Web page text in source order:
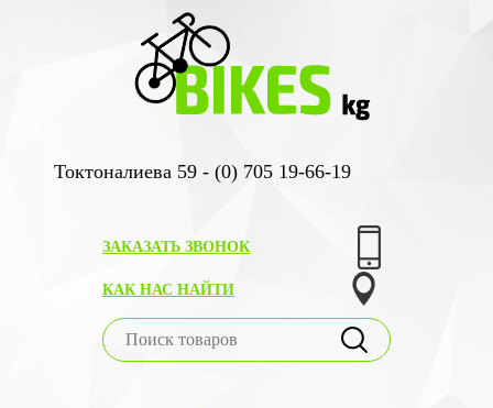
Токтоналиева 59 - (0) 705 19-66-19
ЗАКАЗАТЬ ЗВОНОК
КАК НАС НАЙТИ